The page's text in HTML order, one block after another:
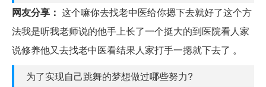
网友分享： 这个嘛你去找老中医给你摁下去就好了这个方
法我是听我老师说的他手上长了一个挺大的到医院看人家
说修养他又去找老中医看结果人家打手一摁就下去了 。
为了实现自己跳舞的梦想做过哪些努力?